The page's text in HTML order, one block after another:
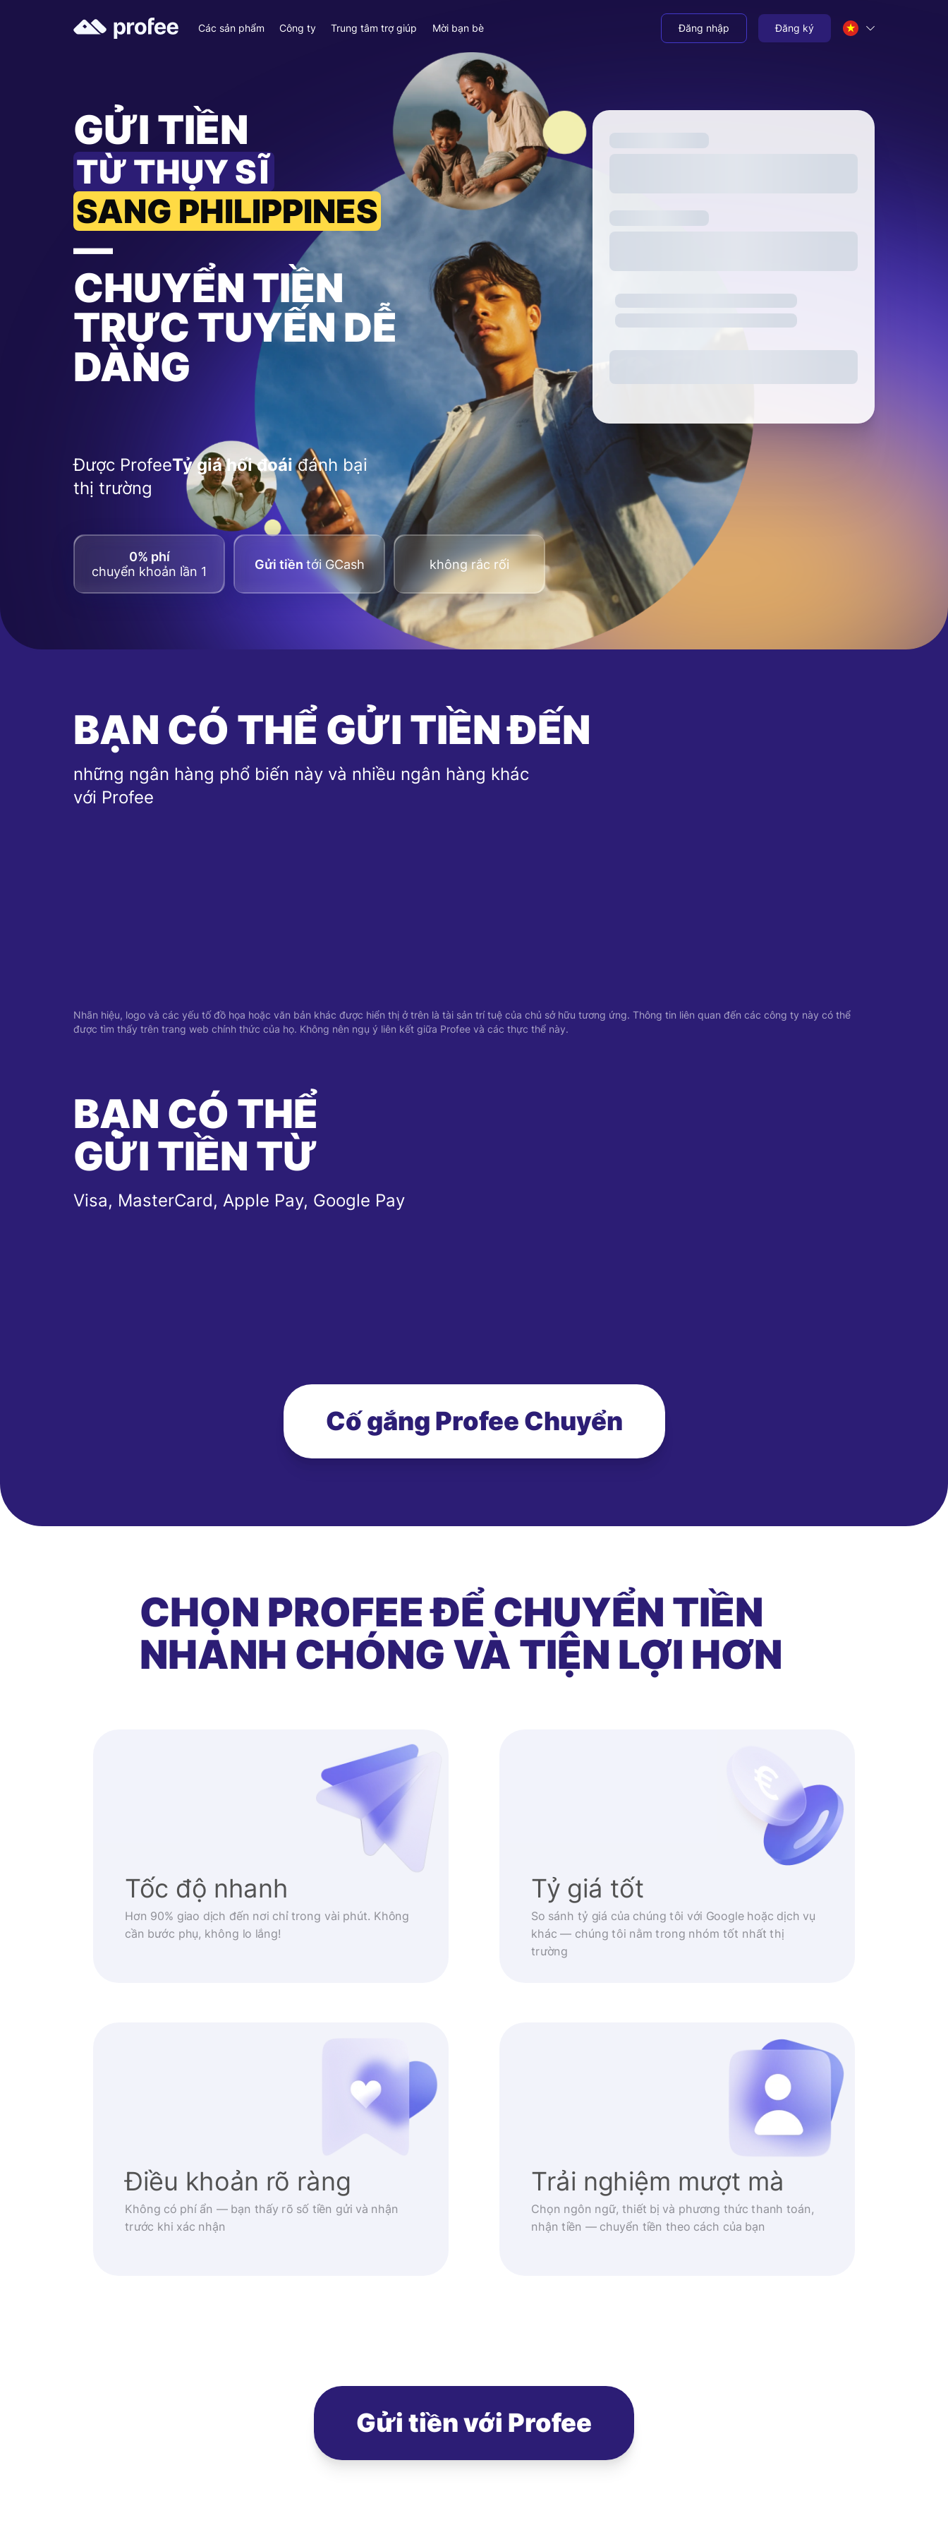
Các sản phẩm Công ty Trung tâm trợ giúp Mời bạn bè Đăng nhập Đăng ký
GỬI TIỀN
TỪ THỤY SĨ
SANG PHILIPPINES
—
CHUYỂN TIỀN
TRỰC TUYẾN DỄ
DÀNG
Được ProfeeTỷ giá hối đoáiđánh bại
thị trường
0% phí
chuyển khoản lần 1
Gửi tiền tới GCash không rắc rối
BẠN CÓ THỂ GỬI TIỀN ĐẾN
những ngân hàng phổ biến này và nhiều ngân hàng khác
với Profee
Nhãn hiệu, logo và các yếu tố đồ họa hoặc văn bản khác được hiển thị ở trên là tài sản trí tuệ của chủ sở hữu tương ứng. Thông tin liên quan đến các công ty này có thể
được tìm thấy trên trang web chính thức của họ. Không nên ngụ ý liên kết giữa Profee và các thực thể này.
BẠN CÓ THỂ
GỬI TIỀN TỪ
Visa, MasterCard, Apple Pay, Google Pay
Cố gắng Profee Chuyển
CHỌN PROFEE ĐỂ CHUYỂN TIỀN
NHANH CHÓNG VÀ TIỆN LỢI HƠN
Tốc độ nhanh
Hơn 90% giao dịch đến nơi chỉ trong vài phút. Không
cần bước phụ, không lo lắng!
Tỷ giá tốt
So sánh tỷ giá của chúng tôi với Google hoặc dịch vụ
khác — chúng tôi nằm trong nhóm tốt nhất thị
trường
Điều khoản rõ ràng
Không có phí ẩn — bạn thấy rõ số tiền gửi và nhận
trước khi xác nhận
Trải nghiệm mượt mà
Chọn ngôn ngữ, thiết bị và phương thức thanh toán,
nhận tiền — chuyển tiền theo cách của bạn
Gửi tiền với Profee